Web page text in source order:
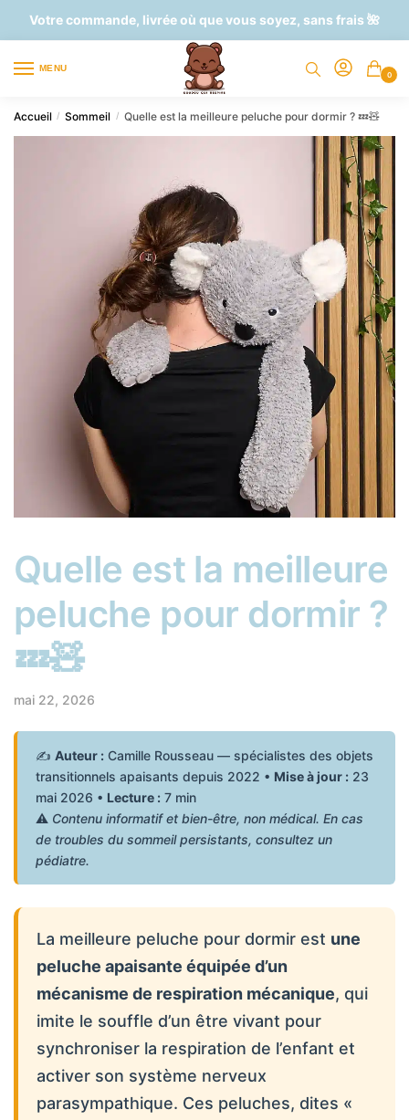
Votre commande, livrée où que vous soyez, sans frais 🌺
MENU
0
Accueil / Sommeil / Quelle est la meilleure peluche pour dormir ? 💤🧸
Quelle est la meilleure
peluche pour dormir ?
💤🧸
mai 22, 2026
✍️ Auteur : Camille Rousseau — spécialistes des objets
transitionnels apaisants depuis 2022 • Mise à jour : 23
mai 2026 • Lecture : 7 min
⚠️ Contenu informatif et bien-être, non médical. En cas
de troubles du sommeil persistants, consultez un
pédiatre.
La meilleure peluche pour dormir est une
peluche apaisante équipée d’un
mécanisme de respiration mécanique, qui
imite le souffle d’un être vivant pour
synchroniser la respiration de l’enfant et
activer son système nerveux
parasympathique. Ces peluches, dites «